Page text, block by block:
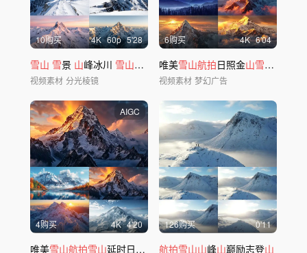
10购买 4K 60p 5'28
雪山 雪景 山峰冰川 雪山航拍 雪域高原
视频素材 分光棱镜
6购买 4K 6'04
唯美雪山航拍日照金山雪山
视频素材 梦幻广告
AIGC
4购买 4K 4'20
唯美雪山航拍雪山延时日照金 山风景风光ai
126购买 0'11
航拍雪山山峰山巅励志登山